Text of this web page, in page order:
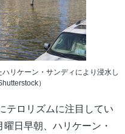
リケーン・サンディにより浸水し
）
テロリズムに注目してい
日早朝、ハリケーン・